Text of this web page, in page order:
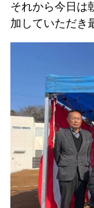
それから今日は
加していただき